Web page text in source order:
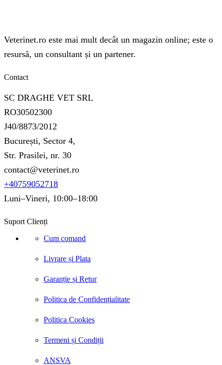
Veterinet.ro este mai mult decât un magazin online; este o
resursă, un consultant și un partener.
Contact
SC DRAGHE VET SRL
RO30502300
J40/8873/2012
București, Sector 4,
Str. Prasilei, nr. 30
contact@veterinet.ro
+40759052718
Luni–Vineri, 10:00–18:00
Suport Clienți
Cum comand
Livrare și Plata
Garanție și Retur
Politica de Confidențialitate
Politica Cookies
Termeni și Condiții
ANSVA